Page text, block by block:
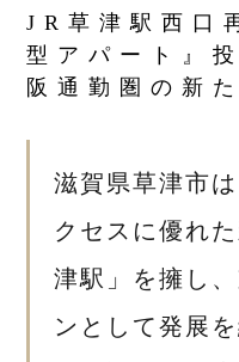
JR草津駅西口
型アパート』
阪通勤圏の新
滋賀県草津市
クセスに優れ
津駅」を擁し
ンとして発展